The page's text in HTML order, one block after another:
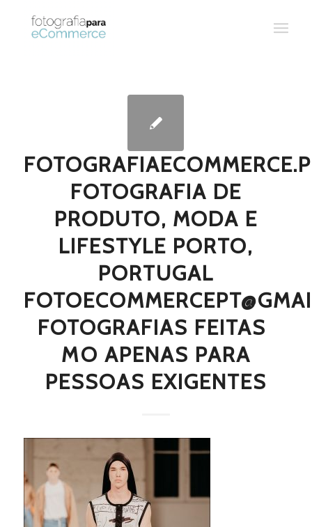
FOTOGRAFIA DE
PRODUTO, MODA E
LIFESTYLE PORTO,
PORTUGAL
FOTOGRAFIAS FEITAS 
MO APENAS PARA
PESSOAS EXIGENTES